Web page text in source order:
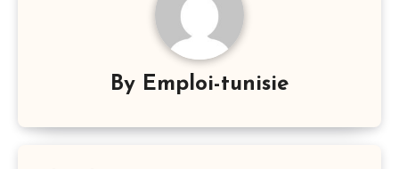
By Emploi-tunisie